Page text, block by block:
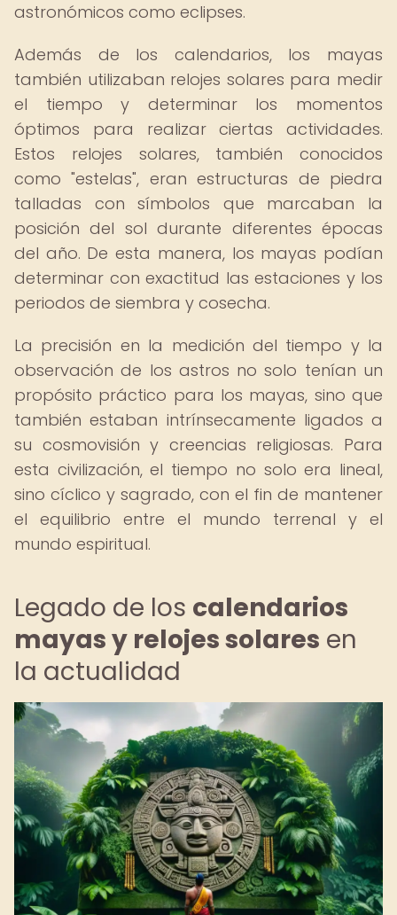
astronómicos como eclipses.
Además de los calendarios, los mayas
también utilizaban relojes solares para medir
el tiempo y determinar los momentos
óptimos para realizar ciertas actividades.
Estos relojes solares, también conocidos
como "estelas", eran estructuras de piedra
talladas con símbolos que marcaban la
posición del sol durante diferentes épocas
del año. De esta manera, los mayas podían
determinar con exactitud las estaciones y los
periodos de siembra y cosecha.
La precisión en la medición del tiempo y la
observación de los astros no solo tenían un
propósito práctico para los mayas, sino que
también estaban intrínsecamente ligados a
su cosmovisión y creencias religiosas. Para
esta civilización, el tiempo no solo era lineal,
sino cíclico y sagrado, con el fin de mantener
el equilibrio entre el mundo terrenal y el
mundo espiritual.
Legado de los calendarios
mayas y relojes solares en
la actualidad